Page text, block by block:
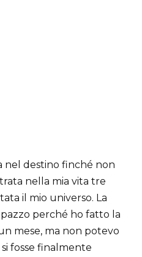
nel destino finché non
nella mia vita tre
il mio universo. La
perché ho fatto la
mese, ma non potevo
fosse finalmente